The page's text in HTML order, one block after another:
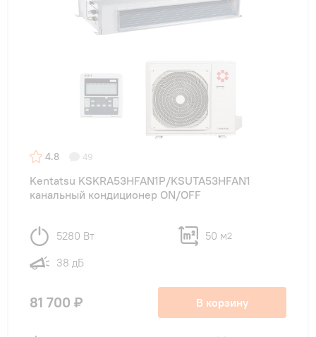
4.8 49
Kentatsu KSKRA53HFAN1P/KSUTA53HFAN1
канальный кондиционер ON/OFF
5280 Вт 50 м2
38 дБ
81 700 ₽ В корзину